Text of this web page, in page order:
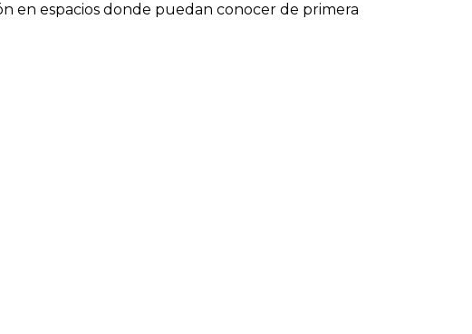
en espacios donde puedan conocer de primera